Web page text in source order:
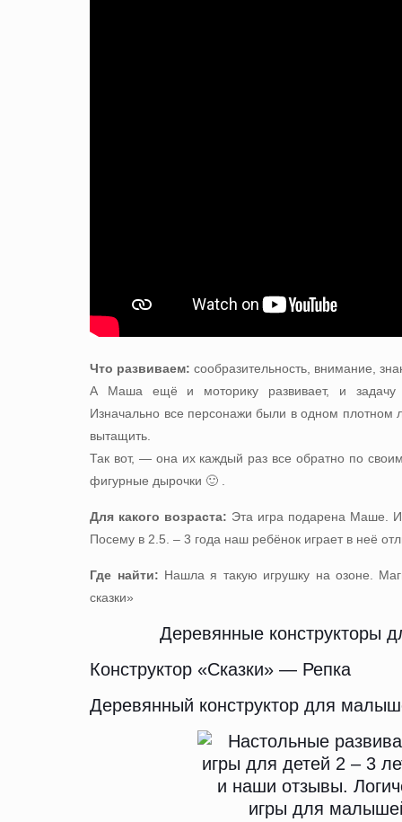
Что развиваем: сообразительность, внимание,
А Маша ещё и моторику развивает, и задачу
Изначально все персонажи были в одном плотном
вытащить.
Так вот, — она их каждый раз все обратно по
фигурные дырочки 🙂 .
Для какого возраста: Эта игра подарена Маше.
Посему в 2.5. – 3 года наш ребёнок играет в неё
Где найти: Нашла я такую игрушку на озоне.
сказки»
Деревянные конструкторы
Конструктор «Сказки» — Репка
Деревянный конструктор для